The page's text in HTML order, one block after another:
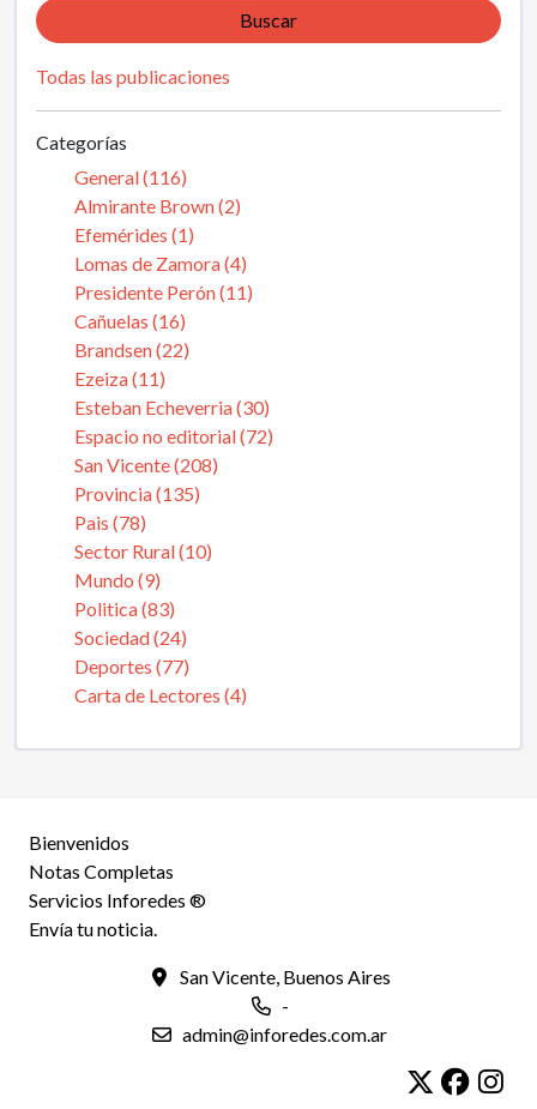
Buscar
Todas las publicaciones
Categorías
General (116)
Almirante Brown (2)
Efemérides (1)
Lomas de Zamora (4)
Presidente Perón (11)
Cañuelas (16)
Brandsen (22)
Ezeiza (11)
Esteban Echeverria (30)
Espacio no editorial (72)
San Vicente (208)
Provincia (135)
Pais (78)
Sector Rural (10)
Mundo (9)
Politica (83)
Sociedad (24)
Deportes (77)
Carta de Lectores (4)
Bienvenidos
Notas Completas
Servicios Inforedes ®
Envía tu noticia.
San Vicente, Buenos Aires
-
admin@inforedes.com.ar